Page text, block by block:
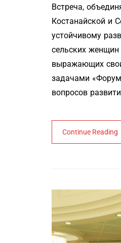
Встреча,
Костанайской и
устойчивому
сельских
выражающих
задачами
вопросов
Continue Reading